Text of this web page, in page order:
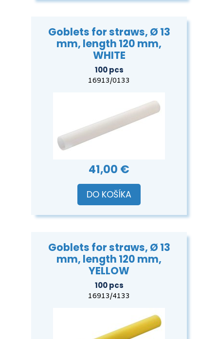
Goblets for straws, Ø 13
mm, length 120 mm,
WHITE
100 pcs
16913/0133
41,00 €
DO KOŠÍKA
Goblets for straws, Ø 13
mm, length 120 mm,
YELLOW
100 pcs
16913/4133